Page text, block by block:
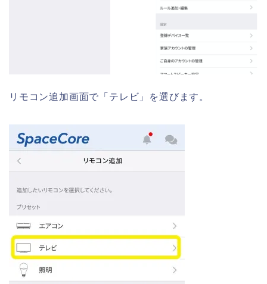
リモコン追加画面で「テレビ」を選びます。